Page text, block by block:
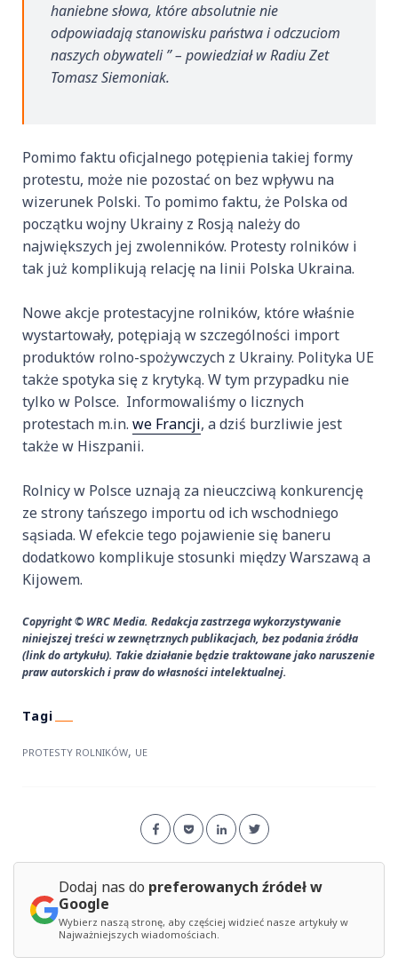
haniebne słowa, które absolutnie nie
odpowiadają stanowisku państwa i odczuciom
naszych obywateli ” – powiedział w Radiu Zet
Tomasz Siemoniak.
Pomimo faktu oficjalnego potępienia takiej formy
protestu, może nie pozostać on bez wpływu na
wizerunek Polski. To pomimo faktu, że Polska od
początku wojny Ukrainy z Rosją należy do
największych jej zwolenników. Protesty rolników i
tak już komplikują relację na linii Polska Ukraina.
Nowe akcje protestacyjne rolników, które właśnie
wystartowały, potępiają w szczególności import
produktów rolno-spożywczych z Ukrainy. Polityka UE
także spotyka się z krytyką. W tym przypadku nie
tylko w Polsce. Informowaliśmy o licznych
protestach m.in. we Francji, a dziś burzliwie jest
także w Hiszpanii.
Rolnicy w Polsce uznają za nieuczciwą konkurencję
ze strony tańszego importu od ich wschodniego
sąsiada. W efekcie tego pojawienie się baneru
dodatkowo komplikuje stosunki między Warszawą a
Kijowem.
Copyright © WRC Media. Redakcja zastrzega wykorzystywanie
niniejszej treści w zewnętrznych publikacjach, bez podania źródła
(link do artykułu). Takie działanie będzie traktowane jako naruszenie
praw autorskich i praw do własności intelektualnej.
PROTESTY ROLNIKÓW, UE
Dodaj nas do preferowanych źródeł w
Google
Wybierz naszą stronę, aby częściej widzieć nasze artykuły w
Najważniejszych wiadomościach.